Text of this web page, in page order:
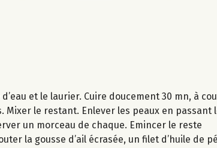
et le laurier. Cuire doucement 30 mn, à
le restant. Enlever les peaux en passant
un morceau de chaque. Emincer le reste
la gousse d’ail écrasée, un filet d’huile de